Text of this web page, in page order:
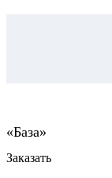
Заказать